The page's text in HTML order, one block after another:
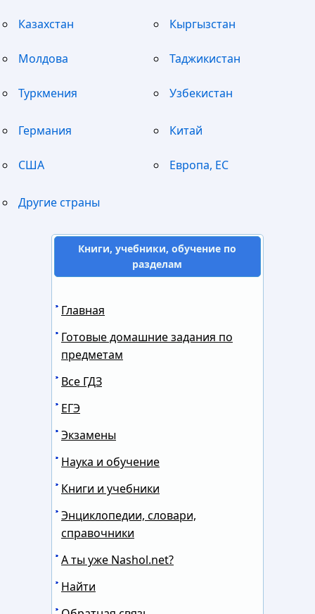
Казахстан Кыргызстан
Молдова Таджикистан
Туркмения Узбекистан
Германия Китай
США Европа, ЕС
Другие страны
Книги, учебники, обучение по
разделам
Главная
Готовые домашние задания по
предметам
Все ГДЗ
ЕГЭ
Экзамены
Наука и обучение
Книги и учебники
Энциклопедии, словари,
справочники
А ты уже Nashol.net?
Найти